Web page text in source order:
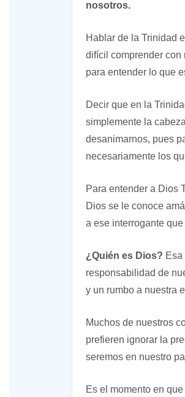
nosotros.
Hablar de la Trinidad
difícil comprender con
para entender lo que
Decir que en la
simplemente la
desanimarnos, pues
necesariamente los
Para entender a Dios
Dios se le conoce
a ese interrogante
¿Quién es Dios?
responsabilidad de
y un rumbo a nuestra
Muchos de nuestros
prefieren ignorar la
seremos en nuestro
Es el momento en